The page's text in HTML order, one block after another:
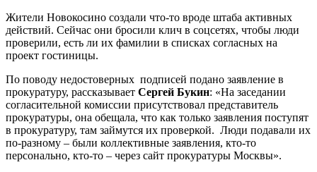
Жители Новокосино создали что-то вроде штаба активных
действий. Сейчас они бросили клич в соцсетях, чтобы люди
проверили, есть ли их фамилии в списках согласных на
проект гостиницы.
По поводу недостоверных подписей подано заявление в
прокуратуру, рассказывает Сергей Букин: «На заседании
согласительной комиссии присутствовал представитель
прокуратуры, она обещала, что как только заявления поступят
в прокуратуру, там займутся их проверкой. Люди подавали их
по-разному – были коллективные заявления, кто-то
персонально, кто-то – через сайт прокуратуры Москвы».